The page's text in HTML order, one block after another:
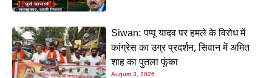
Siwan: पप्पू यादव पर हमले के विरोध में
कांग्रेस का उग्र प्रदर्शन, सिवान में अमित
शाह का पुतला फूंका
August 3, 2026